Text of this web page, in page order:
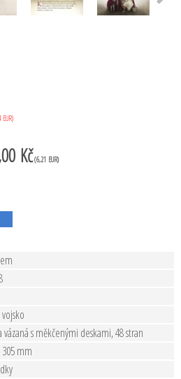
Kč(6,21 EUR)
vázaná s měkčenými deskami, 48 stran
305 mm